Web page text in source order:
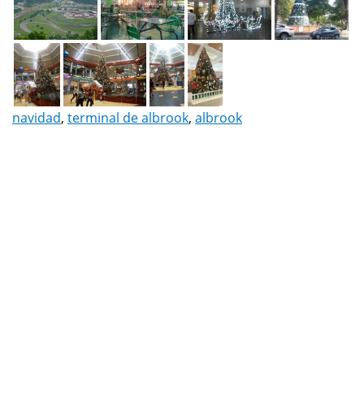
navidad, terminal de albrook, albrook